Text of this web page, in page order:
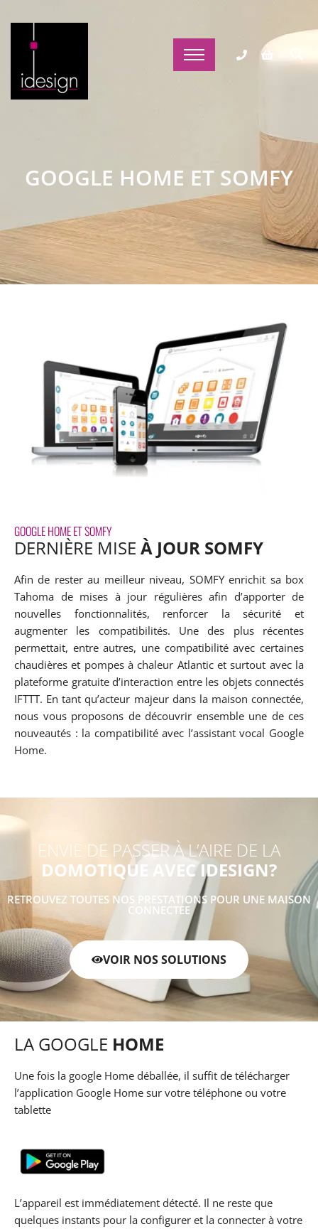
GOOGLE HOME ET SOMFY
GOOGLE HOME ET SOMFY
DERNIÈRE MISE À JOUR SOMFY
Afin de rester au meilleur niveau, SOMFY enrichit sa box
Tahoma de mises à jour régulières afin d’apporter de
nouvelles fonctionnalités, renforcer la sécurité et
augmenter les compatibilités. Une des plus récentes
permettait, entre autres, une compatibilité avec certaines
chaudières et pompes à chaleur Atlantic et surtout avec la
plateforme gratuite d’interaction entre les objets connectés
IFTTT. En tant qu’acteur majeur dans la maison connectée,
nous vous proposons de découvrir ensemble une de ces
nouveautés : la compatibilité avec l’assistant vocal Google
Home.
ENVIE DE PASSER À L’AIRE DE LA
DOMOTIQUE AVEC IDESIGN?
RETROUVEZ TOUTES NOS PRESTATIONS POUR UNE MAISON
CONNECTEE
VOIR NOS SOLUTIONS
LA GOOGLE HOME
Une fois la google Home déballée, il suffit de télécharger
l’application Google Home sur votre téléphone ou votre
tablette
L’appareil est immédiatement détecté. Il ne reste que
quelques instants pour la configurer et la connecter à votre